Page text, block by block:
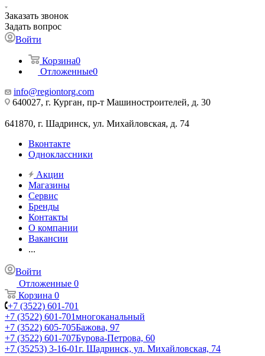
Заказать звонок
Задать вопрос
Войти
Корзина0
Отложенные0
info@regiontorg.com
640027, г. Курган, пр-т Машиностроителей, д. 30
641870, г. Шадринск, ул. Михайловская, д. 74
Вконтакте
Одноклассники
Акции
Магазины
Сервис
Бренды
Контакты
О компании
Вакансии
...
Войти
Отложенные 0
Корзина 0
+7 (3522) 601-701
+7 (3522) 601-701многоканальный
+7 (3522) 605-705Бажова, 97
+7 (3522) 601-707Бурова-Петрова, 60
+7 (35253) 3-16-01г. Шадринск, ул. Михайловская, 74